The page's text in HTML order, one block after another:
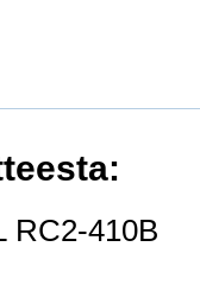
RC2-410B